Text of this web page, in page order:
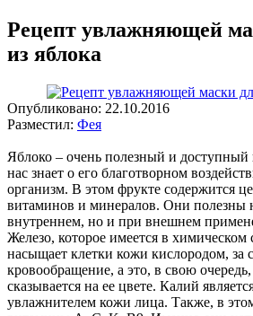
Рецепт увлажняющей
из яблока
Опубликовано: 22.10.2016
Разместил: Фея
Яблоко – очень полезный и
нас знает о его благотворном
организм. В этом фрукте содержится
витаминов и минералов. Они полезны
внутреннем, но и при внешнем
Железо, которое имеется в химическом
насыщает клетки кожи кислородом, за
кровообращение, а это, в свою
сказывается на ее цвете. Калий
увлажнителем кожи лица. Также, в